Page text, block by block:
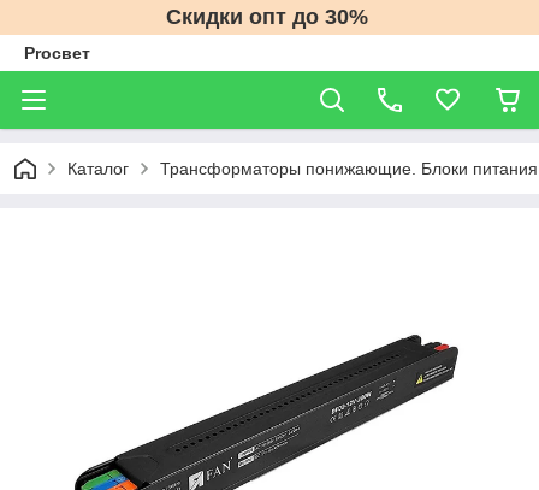
Скидки опт до 30%
Proсвет
Каталог Трансформаторы понижающие. Блоки